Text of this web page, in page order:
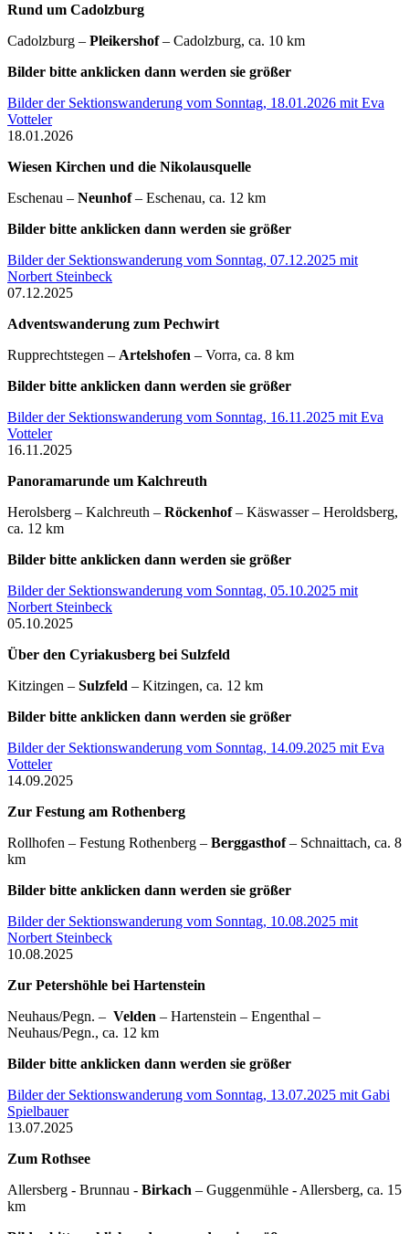
Rund um Cadolzburg
Cadolzburg – Pleikershof– Cadolzburg, ca. 10 km
Bilder bitte anklicken dann werden sie größer
Bilder der Sektionswanderung vom Sonntag, 18.01.2026 mit Eva
Votteler
18.01.2026
Wiesen Kirchen und die Nikolausquelle
Eschenau – Neunhof– Eschenau, ca. 12 km
Bilder bitte anklicken dann werden sie größer
Bilder der Sektionswanderung vom Sonntag, 07.12.2025 mit
Norbert Steinbeck
07.12.2025
Adventswanderung zum Pechwirt
Rupprechtstegen – Artelshofen – Vorra, ca. 8 km
Bilder bitte anklicken dann werden sie größer
Bilder der Sektionswanderung vom Sonntag, 16.11.2025 mit Eva
Votteler
16.11.2025
Panoramarunde um Kalchreuth
Herolsberg – Kalchreuth – Röckenhof– Käswasser – Heroldsberg,
ca. 12 km
Bilder bitte anklicken dann werden sie größer
Bilder der Sektionswanderung vom Sonntag, 05.10.2025 mit
Norbert Steinbeck
05.10.2025
Über den Cyriakusberg bei Sulzfeld
Kitzingen – Sulzfeld – Kitzingen, ca. 12 km
Bilder bitte anklicken dann werden sie größer
Bilder der Sektionswanderung vom Sonntag, 14.09.2025 mit Eva
Votteler
14.09.2025
Zur Festung am Rothenberg
Rollhofen – Festung Rothenberg – Berggasthof– Schnaittach, ca. 8
km
Bilder bitte anklicken dann werden sie größer
Bilder der Sektionswanderung vom Sonntag, 10.08.2025 mit
Norbert Steinbeck
10.08.2025
Zur Petershöhle bei Hartenstein
Neuhaus/Pegn. – Velden – Hartenstein – Engenthal –
Neuhaus/Pegn., ca. 12 km
Bilder bitte anklicken dann werden sie größer
Bilder der Sektionswanderung vom Sonntag, 13.07.2025 mit Gabi
Spielbauer
13.07.2025
Zum Rothsee
Allersberg - Brunnau - Birkach – Guggenmühle - Allersberg, ca. 15
km